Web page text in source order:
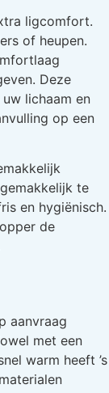
ligcomfort.
of heupen.
Deze
lichaam en
op een
te
en hygiënisch.
de
aanvraag
met een
warm heeft ’s